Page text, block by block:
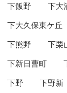
下飯野
下大
下大久保東ケ丘
下熊野
下栗
下新日曹町
下野
下野新